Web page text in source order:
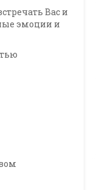
Вас и
эмоции и